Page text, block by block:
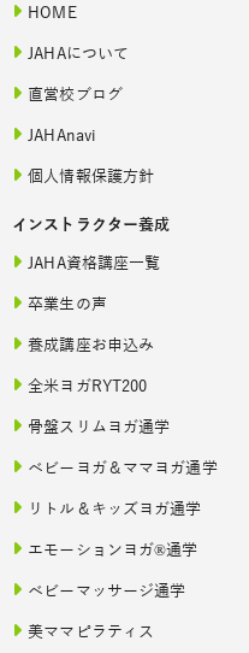
HOME
JAHAについて
直営校ブログ
JAHAnavi
個人情報保護方針
インストラクター養成
JAHA資格講座一覧
卒業生の声
養成講座お申込み
全米ヨガRYT200
骨盤スリムヨガ通学
ベビーヨガ＆ママヨガ通学
リトル＆キッズヨガ通学
エモーションヨガ®通学
ベビーマッサージ通学
美ママピラティス